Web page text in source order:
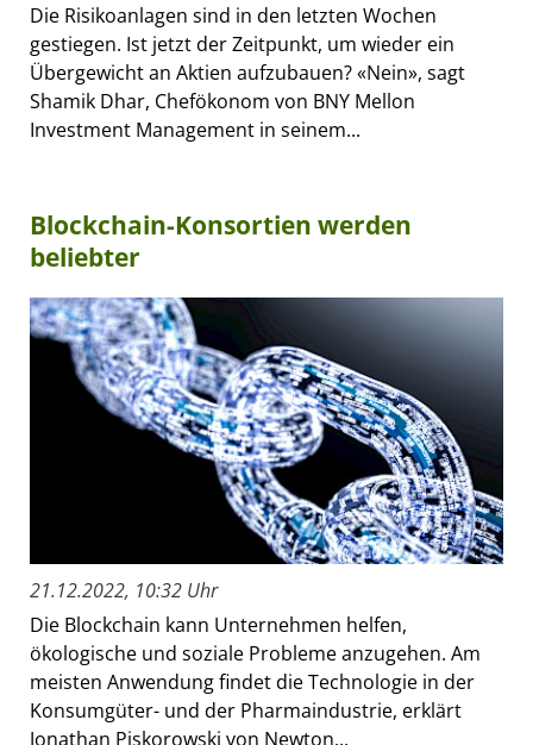
Die Risikoanlagen sind in den letzten Wochen
gestiegen. Ist jetzt der Zeitpunkt, um wieder ein
Übergewicht an Aktien aufzubauen? «Nein», sagt
Shamik Dhar, Chefökonom von BNY Mellon
Investment Management in seinem...
Blockchain-Konsortien werden
beliebter
21.12.2022, 10:32 Uhr
Die Blockchain kann Unternehmen helfen,
ökologische und soziale Probleme anzugehen. Am
meisten Anwendung findet die Technologie in der
Konsumgüter- und der Pharmaindustrie, erklärt
Jonathan Piskorowski von Newton...